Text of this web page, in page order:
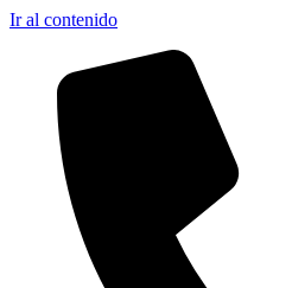
Ir al contenido